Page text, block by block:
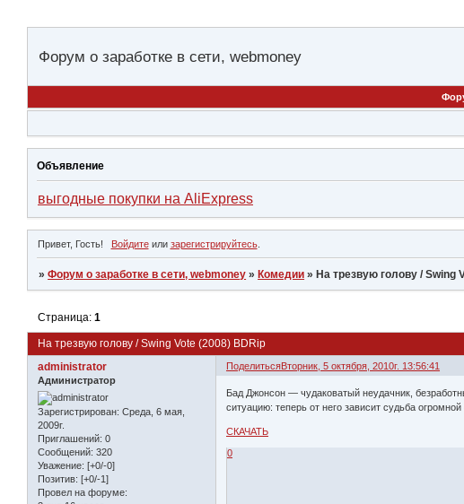
Форум о заработке в сети, webmoney
Объявление
выгодные покупки на AliExpress
Привет, Гость! Войдитеили зарегистрируйтесь.
»Форум о заработке в сети, webmoney » Комедии » На трезвую голову / Swing
На трезвую голову / Swing Vote (2008) BDRip
Страница:1
ПоделитьсяВторник, 5 октября, 2010г. 13:56:41
administrator
Администратор
Зарегистрирован: Среда, 6 мая,
2009г.
Приглашений: 0
Сообщений: 320
Уважение: [+0/-0]
Позитив: [+0/-1]
Провел на форуме:
Бад Джонсон — чудаковатый неудачник,
ситуацию: теперь от него зависит судьба огромной
СКАЧАТЬ
0